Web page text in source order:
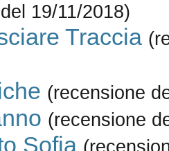
19/11/2018)
Traccia
(recensione
(recensione
Sofia